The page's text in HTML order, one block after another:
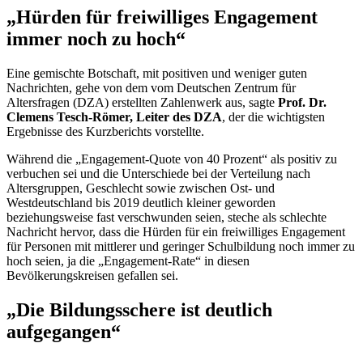
„Hürden für freiwilliges Engagement
immer noch zu hoch“
Eine gemischte Botschaft, mit positiven und weniger guten
Nachrichten, gehe von dem vom Deutschen Zentrum für
Altersfragen (DZA) erstellten Zahlenwerk aus, sagte Prof. Dr.
Clemens Tesch-Römer, Leiter des DZA, der die wichtigsten
Ergebnisse des Kurzberichts vorstellte.
Während die „Engagement-Quote von 40 Prozent“ als positiv zu
verbuchen sei und die Unterschiede bei der Verteilung nach
Altersgruppen, Geschlecht sowie zwischen Ost- und
Westdeutschland bis 2019 deutlich kleiner geworden
beziehungsweise fast verschwunden seien, steche als schlechte
Nachricht hervor, dass die Hürden für ein freiwilliges Engagement
für Personen mit mittlerer und geringer Schulbildung noch immer zu
hoch seien, ja die „Engagement-Rate“ in diesen
Bevölkerungskreisen gefallen sei.
„Die Bildungsschere ist deutlich
aufgegangen“